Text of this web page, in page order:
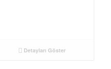
Detayları Göster